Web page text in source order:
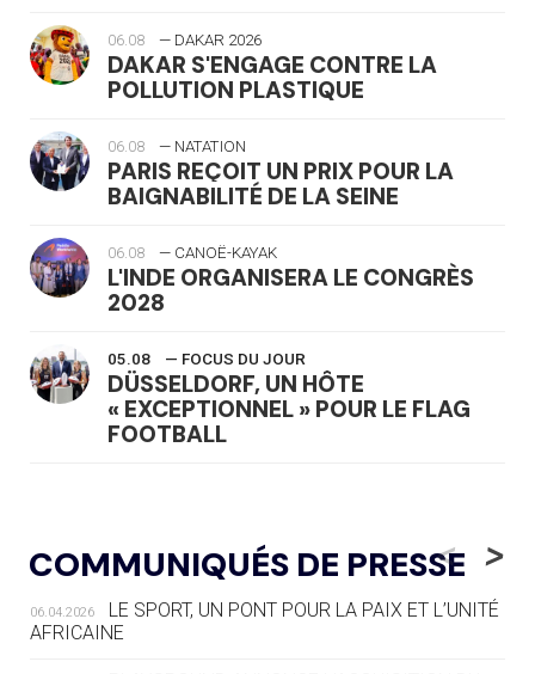
06.08 — DAKAR 2026
DAKAR S'ENGAGE CONTRE LA
POLLUTION PLASTIQUE
06.08 — NATATION
PARIS REÇOIT UN PRIX POUR LA
BAIGNABILITÉ DE LA SEINE
06.08 — CANOË-KAYAK
L'INDE ORGANISERA LE CONGRÈS
2028
05.08 — FOCUS DU JOUR
DÜSSELDORF, UN HÔTE
« EXCEPTIONNEL » POUR LE FLAG
FOOTBALL
LE RÊVE DE VOIR LA LUGE ALPINE
AUX JO « N'EST PAS FINI »
05.08 — TIR À L'ARC
DES MONDIAUX À BRISBANE SUR LA
COMMUNIQUÉS DE PRESSE
<
06.04.2026
LE SPORT, UN PONT POUR LA PAIX ET L’UNITÉ
AFRICAINE
>